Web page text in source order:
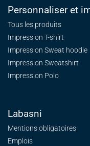
Personnaliser et
Tous les produits
Impression T-shirt
Impression Sweat hoodie
Impression Sweatshirt
Impression Polo
Labasni
Mentions obligatoires
Emplois